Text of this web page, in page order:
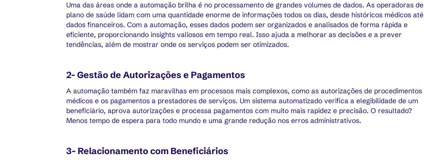
Uma das áreas onde a automação brilha é no processamento de grandes volumes de dados. As operadoras de
plano de saúde lidam com uma quantidade enorme de informações todos os dias, desde históricos médicos até
dados financeiros. Com a automação, esses dados podem ser organizados e analisados de forma rápida e
eficiente, proporcionando insights valiosos em tempo real. Isso ajuda a melhorar as decisões e a prever
tendências, além de mostrar onde os serviços podem ser otimizados.
2- Gestão de Autorizações e Pagamentos
A automação também faz maravilhas em processos mais complexos, como as autorizações de procedimentos
médicos e os pagamentos a prestadores de serviços. Um sistema automatizado verifica a elegibilidade de um
beneficiário, aprova autorizações e processa pagamentos com muito mais rapidez e precisão. O resultado?
Menos tempo de espera para todo mundo e uma grande redução nos erros administrativos.
3- Relacionamento com Beneficiários